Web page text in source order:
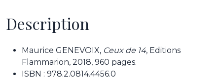
Description
Maurice GENEVOIX, Ceux de 14, Editions
Flammarion, 2018, 960 pages.
ISBN : 978.2.0814.4456.0